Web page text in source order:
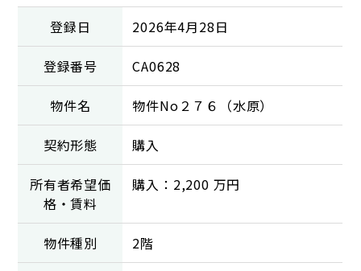
登録日 2026年4月28日
登録番号 CA0628
物件名 物件No２７６（水原）
契約形態 購入
所有者希望価
格・賃料
購入：2,200 万円
物件種別 2階